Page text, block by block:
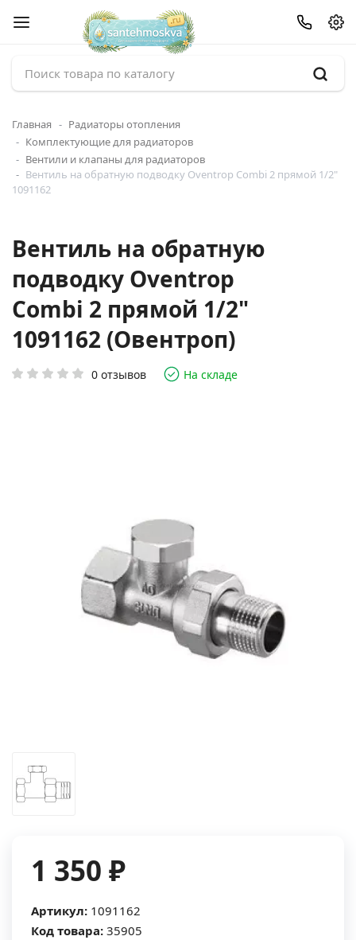
Главная
Радиаторы отопления
Комплектующие для радиаторов
Вентили и клапаны для радиаторов
Вентиль на обратную подводку Oventrop Combi 2 прямой 1/2"
1091162
Вентиль на обратную
подводку Oventrop
Combi 2 прямой 1/2"
1091162 (Овентроп)
0 отзывов На складе
1 350 ₽
Артикул: 1091162
Код товара: 35905